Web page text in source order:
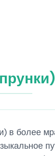
в более